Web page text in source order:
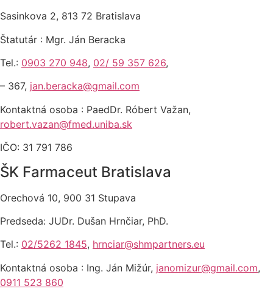
Sasinkova 2, 813 72 Bratislava
Štatutár : Mgr. Ján Beracka
Tel.: 0903 270 948, 02/ 59 357 626,
– 367, jan.beracka@gmail.com
Kontaktná osoba : PaedDr. Róbert Važan,
robert.vazan@fmed.uniba.sk
IČO: 31 791 786
ŠK Farmaceut Bratislava
Orechová 10, 900 31 Stupava
Predseda: JUDr. Dušan Hrnčiar, PhD.
Tel.: 02/5262 1845, hrnciar@shmpartners.eu
Kontaktná osoba : Ing. Ján Mižúr, janomizur@gmail.com,
0911 523 860